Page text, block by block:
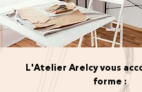
L'Atelier Arelcy vous
forme :